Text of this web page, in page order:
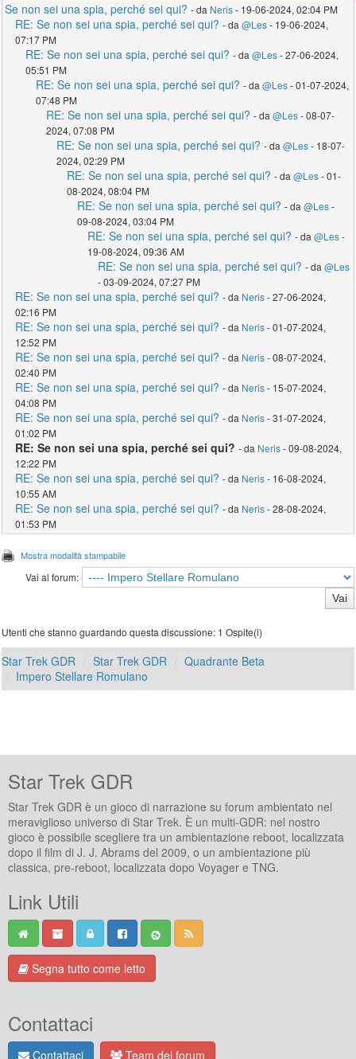
Se non sei una spia, perché sei qui? - da Neris- 19-06-2024, 02:04 PM
RE: Se non sei una spia, perché sei qui? - da@Les- 19-06-2024,
07:17 PM
RE: Se non sei una spia, perché sei qui? - da@Les- 27-06-2024,
05:51 PM
RE: Se non sei una spia, perché sei qui? - da@Les- 01-07-2024,
07:48 PM
RE: Se non sei una spia, perché sei qui? - da@Les- 08-07-
2024, 07:08 PM
RE: Se non sei una spia, perché sei qui? - da@Les- 18-07-
2024, 02:29 PM
RE: Se non sei una spia, perché sei qui? - da@Les- 01-
08-2024, 08:04 PM
RE: Se non sei una spia, perché sei qui? - da@Les-
09-08-2024, 03:04 PM
RE: Se non sei una spia, perché sei qui? - da@Les-
19-08-2024, 09:36 AM
RE: Se non sei una spia, perché sei qui? - da@Les
- 03-09-2024, 07:27 PM
RE: Se non sei una spia, perché sei qui? - da Neris- 27-06-2024,
02:16 PM
RE: Se non sei una spia, perché sei qui? - da Neris- 01-07-2024,
12:52 PM
RE: Se non sei una spia, perché sei qui? - da Neris- 08-07-2024,
02:40 PM
RE: Se non sei una spia, perché sei qui? - da Neris- 15-07-2024,
04:08 PM
RE: Se non sei una spia, perché sei qui? - da Neris- 31-07-2024,
01:02 PM
RE: Se non sei una spia, perché sei qui? - da Neris- 09-08-2024,
12:22 PM
RE: Se non sei una spia, perché sei qui? - da Neris- 16-08-2024,
10:55 AM
RE: Se non sei una spia, perché sei qui? - da Neris- 28-08-2024,
01:53 PM
Mostra modalità stampabile
Vai al forum:
Utenti che stanno guardando questa discussione: 1 Ospite(i)
Star Trek GDR Star Trek GDR
Quadrante Beta
Impero Stellare Romulano
Star Trek GDR
Star Trek GDR è un gioco di narrazione su forum ambientato nel
meraviglioso universo di Star Trek. È un multi-GDR: nel nostro
gioco è possibile scegliere tra un ambientazione reboot, localizzata
dopo il film di J. J. Abrams del 2009, o un ambientazione più
classica, pre-reboot, localizzata dopo Voyager e TNG.
Link Utili
Segna tutto come letto
Contattaci
Contattaci Team del forum